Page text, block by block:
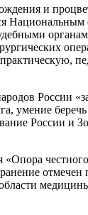
и
России
умение беречь
России и
медицины